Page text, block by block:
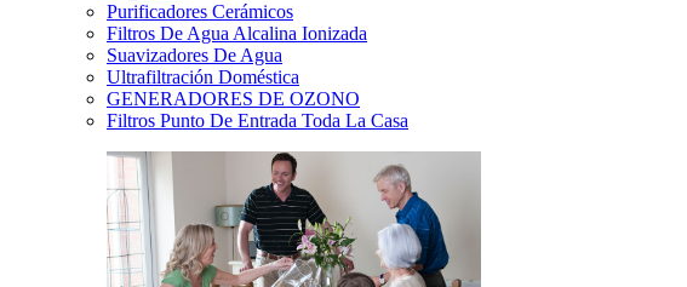
Purificadores Cerámicos
Filtros De Agua Alcalina Ionizada
Suavizadores De Agua
Ultrafiltración Doméstica
GENERADORES DE OZONO
Filtros Punto De Entrada Toda La Casa